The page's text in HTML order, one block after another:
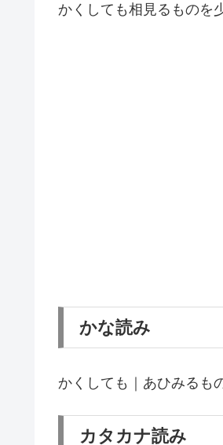
かくしても相見るものを
かな読み
かくしても｜あひみるも
カタカナ読み